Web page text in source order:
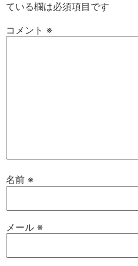
ている欄は必須項目です
コメント ※
名前 ※
メール ※